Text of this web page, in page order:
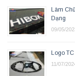
Làm
Dạng
09/05/
Logo
11/07/